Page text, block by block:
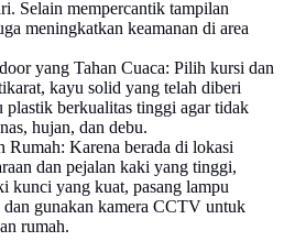
Selain mempercantik tampilan
meningkatkan keamanan di area
yang Tahan Cuaca: Pilih kursi dan
kayu solid yang telah diberi
plastik berkualitas tinggi agar tidak
hujan, dan debu.
Rumah: Karena berada di lokasi
dan pejalan kaki yang tinggi,
kunci yang kuat, pasang lampu
gunakan kamera CCTV untuk
rumah.